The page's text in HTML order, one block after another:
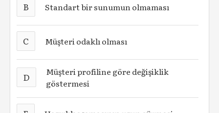
B Standart bir sunumun olmaması
C Müşteri odaklı olması
D
Müşteri profiline göre değişiklik
göstermesi